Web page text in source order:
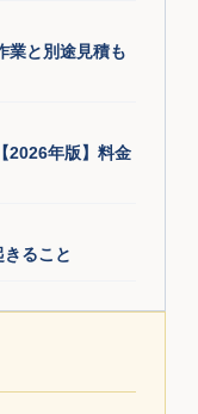
業と別途見積も
2026年版】料金
ること